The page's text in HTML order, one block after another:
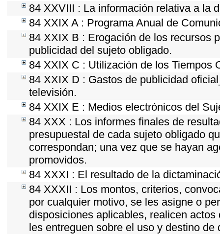
84 XXVIII : La información relativa a la
84 XXIX A : Programa Anual de
84 XXIX B : Erogación de los recursos
publicidad del sujeto obligado.
84 XXIX C : Utilización de los Tiempos
84 XXIX D : Gastos de publicidad
televisión.
84 XXIX E : Medios electrónicos del
84 XXX : Los informes finales de
presupuestal de cada sujeto obligado
correspondan; una vez que se hayan
promovidos.
84 XXXI : El resultado de la
84 XXXII : Los montos, criterios,
por cualquier motivo, se les asigne o
disposiciones aplicables, realicen
les entreguen sobre el uso y destino de